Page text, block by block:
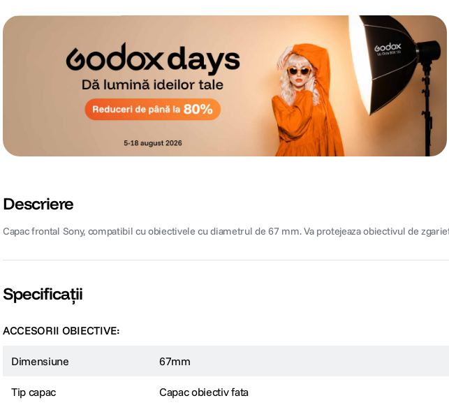
Descriere
Capac frontal Sony, compatibil cu obiectivele cu diametrul de 67 mm. Va protejeaza obiectivul de
Specificații
ACCESORII OBIECTIVE:
Dimensiune 67mm
Tip capac Capac obiectiv fata